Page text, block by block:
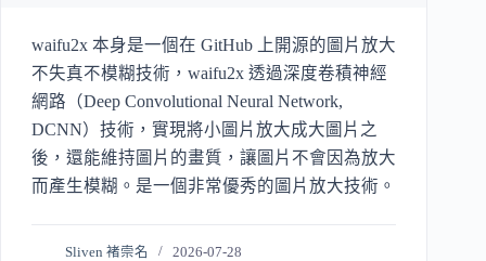
waifu2x 本身是一個在 GitHub 上開源的圖片放大
不失真不模糊技術，waifu2x 透過深度卷積神經
網路（Deep Convolutional Neural Network,
DCNN）技術，實現將小圖片放大成大圖片之
後，還能維持圖片的畫質，讓圖片不會因為放大
而產生模糊。是一個非常優秀的圖片放大技術。
Sliven 褚崇名 2026-07-28